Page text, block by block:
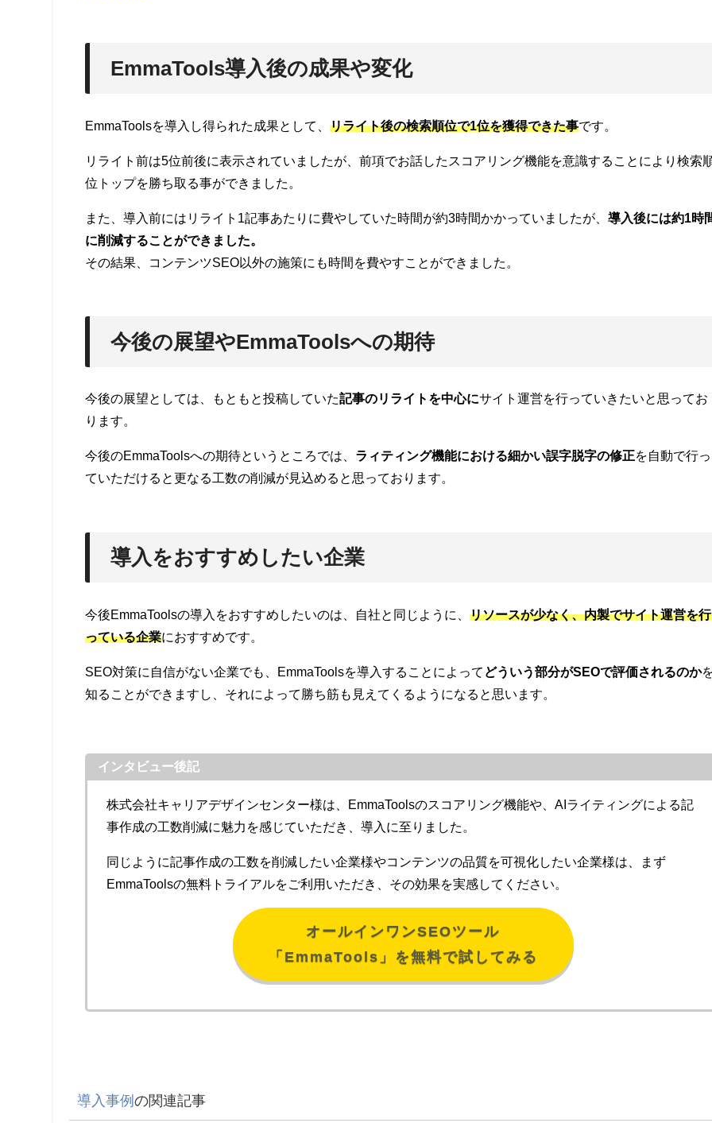
EmmaTools導入後の成果や変化
EmmaToolsを導入し得られた成果として、リライト後の検索順位で1位を獲得できた事です。
リライト前は5位前後に表示されていましたが、前項でお話したスコアリング機能を意識することにより検索
位トップを勝ち取る事ができました。
また、導入前にはリライト1記事あたりに費やしていた時間が約3時間かかっていましたが、導入後には約1時
に削減することができました。
その結果、コンテンツSEO以外の施策にも時間を費やすことができました。
今後の展望やEmmaToolsへの期待
今後の展望としては、もともと投稿していた記事のリライトを中心にサイト運営を行っていきたいと思ってお
ります。
今後のEmmaToolsへの期待というところでは、 ラィティング機能における細かい誤字脱字の修正を自動で行っ
ていただけると更なる工数の削減が見込めると思っております。
導入をおすすめしたい企業
今後EmmaToolsの導入をおすすめしたいのは、自社と同じように、リソースが少なく、内製でサイト運営を行
っている企業におすすめです。
SEO対策に自信がない企業でも、EmmaToolsを導入することによって どういう部分がSEOで評価されるのか
知ることができますし、それによって勝ち筋も見えてくるようになると思います。
インタビュー後記
株式会社キャリアデザインセンター様は、EmmaToolsのスコアリング機能や、AIライティングによる記
事作成の工数削減に魅力を感じていただき、導入に至りました。
同じように記事作成の工数を削減したい企業様やコンテンツの品質を可視化したい企業様は、まず
EmmaToolsの無料トライアルをご利用いただき、その効果を実感してください。
オールインワンSEOツール
「EmmaTools」を無料で試してみる
導入事例の関連記事